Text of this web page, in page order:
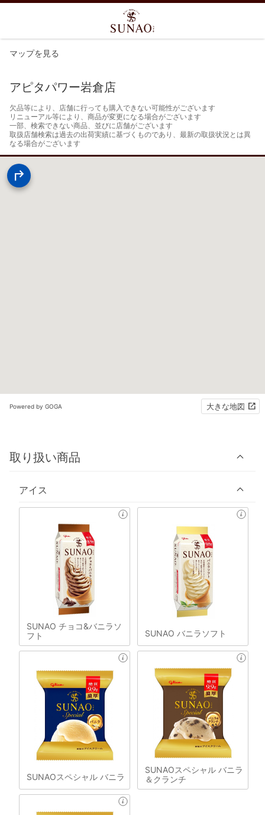
マップを見る
アピタパワー岩倉店
欠品等により、店舗に行っても購入できない可能性がございます
リニューアル等により、商品が変更になる場合がございます
一部、検索できない商品、並びに店舗がございます
取扱店舗検索は過去の出荷実績に基づくものであり、最新の取扱状況とは異
なる場合がございます
Powered by GOGA 大きな地図
取り扱い商品
アイス
SUNAO チョコ&バニラソ
フト
SUNAO バニラソフト
SUNAOスペシャル バニラ
SUNAOスペシャル バニラ
＆クランチ